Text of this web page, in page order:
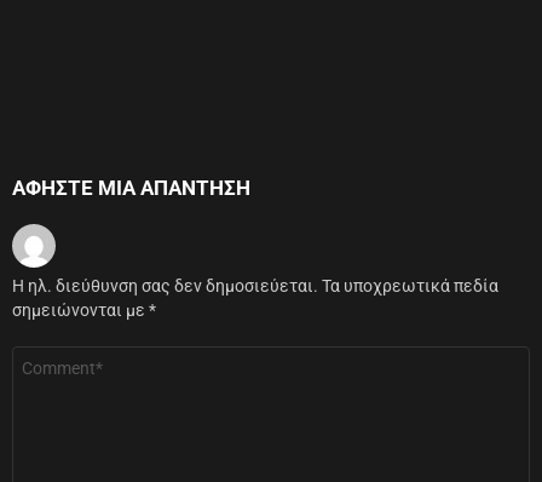
ΑΦΉΣΤΕ ΜΙΑ ΑΠΆΝΤΗΣΗ
Η ηλ. διεύθυνση σας δεν δημοσιεύεται. Τα υποχρεωτικά πεδία
σημειώνονται με *
Σχόλιο